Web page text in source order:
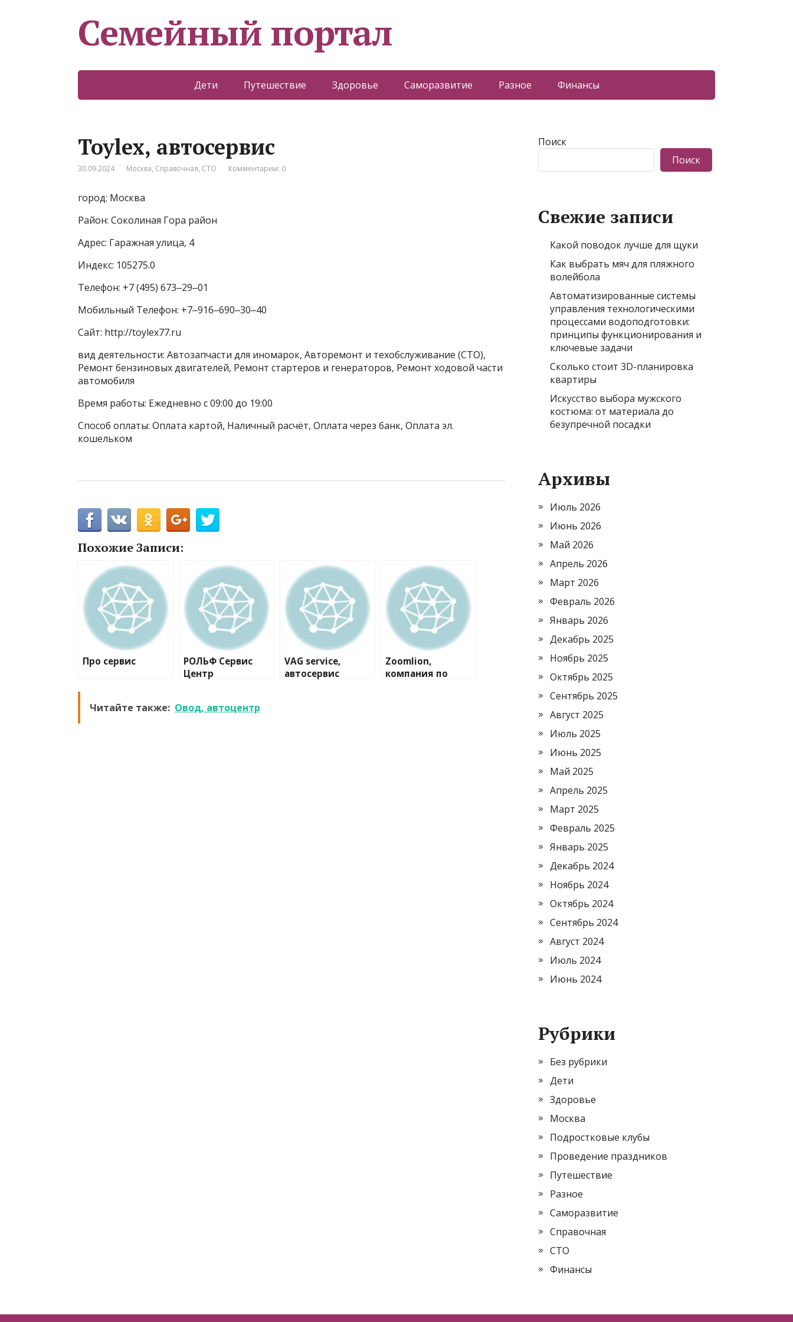
Семейный портал
Дети Путешествие Здоровье Саморазвитие Разное Финансы
Toylex, автосервис
30.09.2024 Москва, Справочная, СТО Комментарии: 0
город: Москва
Район: Соколиная Гора район
Адрес: Гаражная улица, 4
Индекс: 105275.0
Телефон: +7 (495) 673‒29‒01
Мобильный Телефон: +7‒916‒690‒30‒40
Сайт: http://toylex77.ru
вид деятельности: Автозапчасти для иномарок, Авторемонт и техобслуживание (СТО),
Ремонт бензиновых двигателей, Ремонт стартеров и генераторов, Ремонт ходовой части
автомобиля
Время работы: Ежедневно с 09:00 до 19:00
Способ оплаты: Оплата картой, Наличный расчёт, Оплата через банк, Оплата эл.
кошельком
Похожие Записи:
Про сервис
РОЛЬФ Сервис
Центр
VAG service,
автосервис
Zoomlion,
компания по
Читайте также: Овод, автоцентр
Поиск
Поиск
Свежие записи
Какой поводок лучше для щуки
Как выбрать мяч для пляжного
волейбола
Автоматизированные системы
управления технологическими
процессами водоподготовки:
принципы функционирования и
ключевые задачи
Сколько стоит 3D-планировка
квартиры
Искусство выбора мужского
костюма: от материала до
безупречной посадки
Архивы
Июль 2026
Июнь 2026
Май 2026
Апрель 2026
Март 2026
Февраль 2026
Январь 2026
Декабрь 2025
Ноябрь 2025
Октябрь 2025
Сентябрь 2025
Август 2025
Июль 2025
Июнь 2025
Май 2025
Апрель 2025
Март 2025
Февраль 2025
Январь 2025
Декабрь 2024
Ноябрь 2024
Октябрь 2024
Сентябрь 2024
Август 2024
Июль 2024
Июнь 2024
Рубрики
Без рубрики
Дети
Здоровье
Москва
Подростковые клубы
Проведение праздников
Путешествие
Разное
Саморазвитие
Справочная
СТО
Финансы